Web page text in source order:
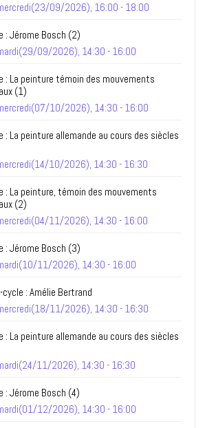
09/2026), 16:00 - 18:00
: Jérome Bosch (2)
09/2026), 14:30 - 16:00
: La peinture témoin des mouvements
(1)
10/2026), 14:30 - 16:00
: La peinture allemande au cours des siècles
10/2026), 14:30 - 16:30
: La peinture, témoin des mouvements
(2)
11/2026), 14:30 - 16:00
: Jérome Bosch (3)
11/2026), 14:30 - 16:00
cycle : Amélie Bertrand
11/2026), 14:30 - 16:30
: La peinture allemande au cours des siècles
11/2026), 14:30 - 16:30
: Jérome Bosch (4)
12/2026), 14:30 - 16:00